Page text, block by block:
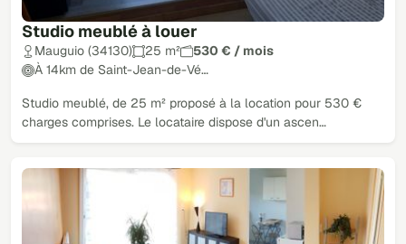
Studio meublé à louer
Mauguio (34130) 25 m²
530 € / mois
À 14km de Saint-Jean-de-Vé…
Studio meublé, de 25 m² proposé à la location pour 530 €
charges comprises. Le locataire dispose d'un ascen…